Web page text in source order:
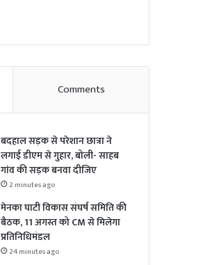
Comments
बदहाल सड़क से परेशान छात्रा ने
लगाई डीएम से गुहार, बोली- साहब
गांव की सड़क बनवा दीजिए
2 minutes ago
मेनका घाटी विकास संघर्ष समिति की
बैठक, 11 अगस्त को CM से मिलेगा
प्रतिनिधिमंडल
24 minutes ago